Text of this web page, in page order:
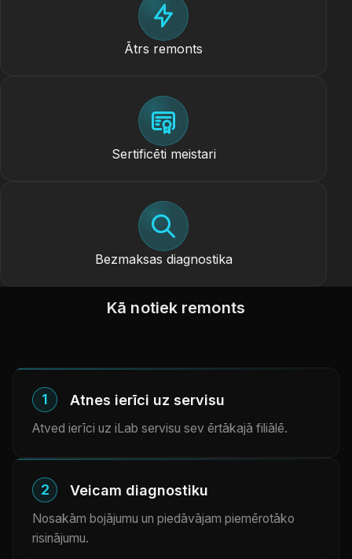
Ātrs remonts
Sertificēti meistari
Bezmaksas diagnostika
Kā notiek remonts
1 Atnes ierīci uz servisu
Atved ierīci uz iLab servisu sev ērtākajā filiālē.
2 Veicam diagnostiku
Nosakām bojājumu un piedāvājam piemērotāko
risinājumu.